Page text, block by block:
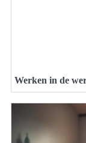
Werken in de